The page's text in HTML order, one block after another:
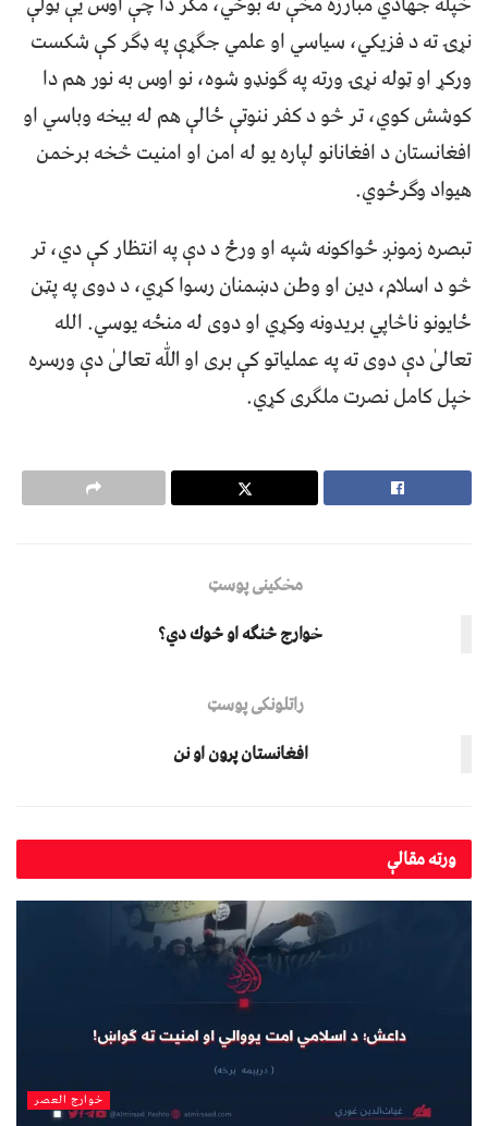
نړۍ ته د فزیکي، سیاسي او علمي جګړې په ډګر کې شکست
ورکړ او ټوله نړۍ ورته په ګونډو شوه، نو اوس به نور هم دا
کوشش کوي، تر څو د کفر ننوتې ځالې هم له بیخه وباسي او
افغانستان د افغانانو لپاره یو له امن او امنیت څخه برخمن
هیواد وګرځوي.
تبصره زمونږ ځواکونه شپه او ورځ د دې په انتظار کې دي، تر
څو د اسلام، دین او وطن دښمنان رسوا کړي، د دوی په پټن
ځایونو ناڅاپي بریدونه وکړي او دوی له منځه یوسي. الله
تعالیٰ دې دوی ته په عملیاتو کې بری او ﷲ تعالیٰ دې ورسره
خپل کامل نصرت ملګری کړي.
مخکینی پوسټ
خوارج څنګه او څوك دي؟
راتلونکی پوسټ
افغانستان پرون او نن
ورتهمقالې
خوارج العصر